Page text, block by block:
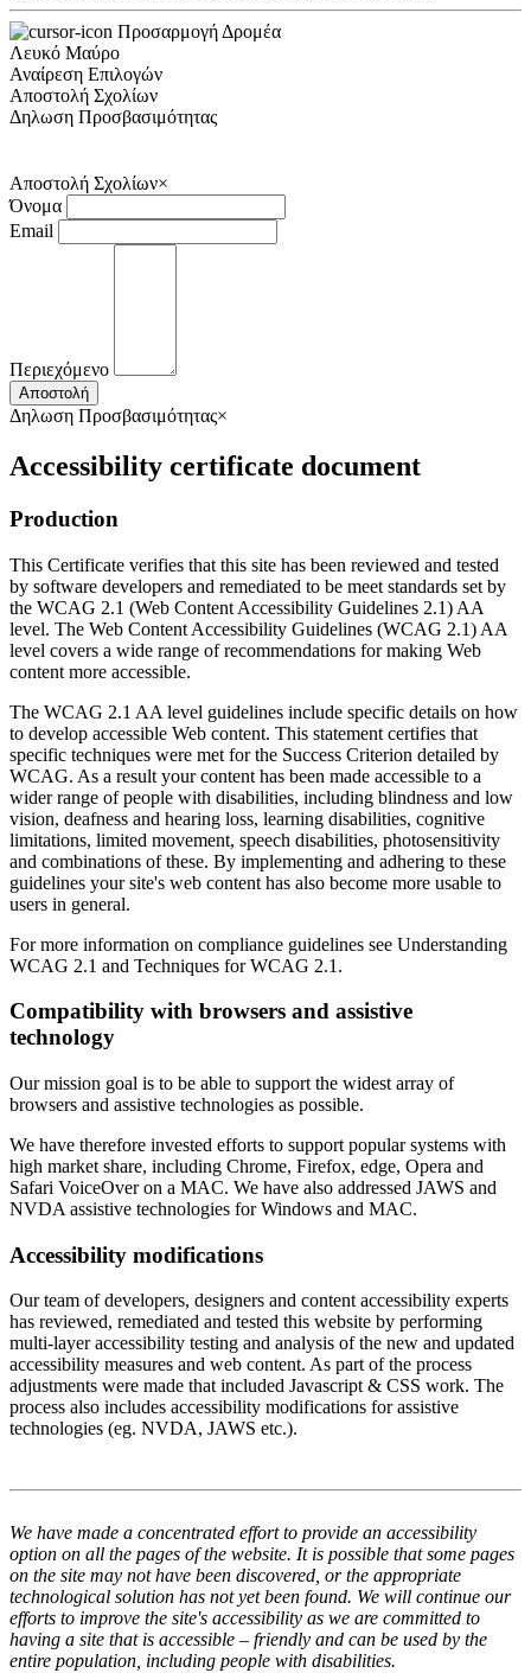
Προσαρμογή Δρομέα
Λευκό Μαύρο
Αναίρεση Επιλογών
Αποστολή Σχολίων
Δηλωση Προσβασιμότητας
Αποστολή Σχολίων×
Όνομα
Email
Περιεχόμενο
Αποστολή
Δηλωση Προσβασιμότητας×
Accessibility certificate document
Production
This Certificate verifies that this site has been reviewed and tested
by software developers and remediated to be meet standards set by
the WCAG 2.1 (Web Content Accessibility Guidelines 2.1) AA
level. The Web Content Accessibility Guidelines (WCAG 2.1) AA
level covers a wide range of recommendations for making Web
content more accessible.
The WCAG 2.1 AA level guidelines include specific details on how
to develop accessible Web content. This statement certifies that
specific techniques were met for the Success Criterion detailed by
WCAG. As a result your content has been made accessible to a
wider range of people with disabilities, including blindness and low
vision, deafness and hearing loss, learning disabilities, cognitive
limitations, limited movement, speech disabilities, photosensitivity
and combinations of these. By implementing and adhering to these
guidelines your site's web content has also become more usable to
users in general.
For more information on compliance guidelines see Understanding
WCAG 2.1 and Techniques for WCAG 2.1.
Compatibility with browsers and assistive
technology
Our mission goal is to be able to support the widest array of
browsers and assistive technologies as possible.
We have therefore invested efforts to support popular systems with
high market share, including Chrome, Firefox, edge, Opera and
Safari VoiceOver on a MAC. We have also addressed JAWS and
NVDA assistive technologies for Windows and MAC.
Accessibility modifications
Our team of developers, designers and content accessibility experts
has reviewed, remediated and tested this website by performing
multi-layer accessibility testing and analysis of the new and updated
accessibility measures and web content. As part of the process
adjustments were made that included Javascript & CSS work. The
process also includes accessibility modifications for assistive
technologies (eg. NVDA, JAWS etc.).
We have made a concentrated effort to provide an accessibility
option on all the pages of the website. It is possible that some pages
on the site may not have been discovered, or the appropriate
technological solution has not yet been found. We will continue our
efforts to improve the site's accessibility as we are committed to
having a site that is accessible – friendly and can be used by the
entire population, including people with disabilities.